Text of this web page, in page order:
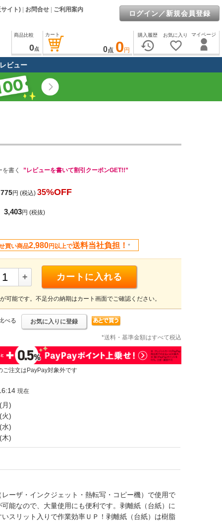
イト) お問合せ ご利用案内 ログイン／新規会員登録
マイページ
お気に入り
favorite_border
購入履歴
history
カート
0点 0 円
商品比較
0点
ビュー
書く ”レビューを書いて割引クーポンGET!!”
円 (税込) 35%OFF
3,403円 (税抜)
買い商品2,980円以上で送料当社負担！ *
+ カートに入れる
可能です。不足分の納期はカート画面でご確認ください。
べる お気に入りに登録
*送料・基準金額はすべて税込
注文はPayPay対象外です
現在
(月)
(火)
(水)
(木)
ーザ・インクジェット・熱転写・コピー機）で使用で
能なので、大量使用にも便利です。剥離紙（台紙）に
スリット入りで作業効率ＵＰ！剥離紙（台紙）は樹脂